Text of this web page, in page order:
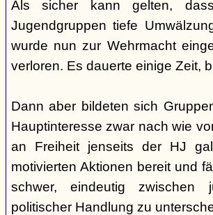
Als sicher kann gelten,
Jugendgruppen tiefe
wurde nun zur Wehrmacht
verloren. Es dauerte einige Zeit,
Dann aber bildeten sich
Hauptinteresse zwar nach wie
an Freiheit jenseits der HJ
motivierten Aktionen bereit und
schwer, eindeutig zwischen
politischer Handlung zu